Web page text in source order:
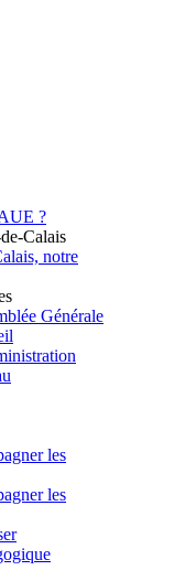
?
Calais
notre
Générale
les
les